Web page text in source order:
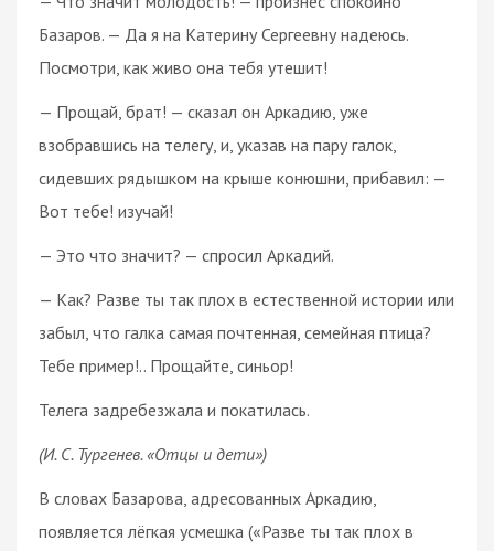
Базаров. — Да я на Катерину Сергеевну надеюсь.
Посмотри, как живо она тебя утешит!
— Прощай, брат! — сказал он Аркадию, уже
взобравшись на телегу, и, указав на пару галок,
сидевших рядышком на крыше конюшни, прибавил: —
Вот тебе! изучай!
— Это что значит? — спросил Аркадий.
— Как? Разве ты так плох в естественной истории или
забыл, что галка самая почтенная, семейная птица?
Тебе пример!.. Прощайте, синьор!
Телега задребезжала и покатилась.
(И. С. Тургенев. «Отцы и дети»)
В словах Базарова, адресованных Аркадию,
появляется лёгкая усмешка («Разве ты так плох в